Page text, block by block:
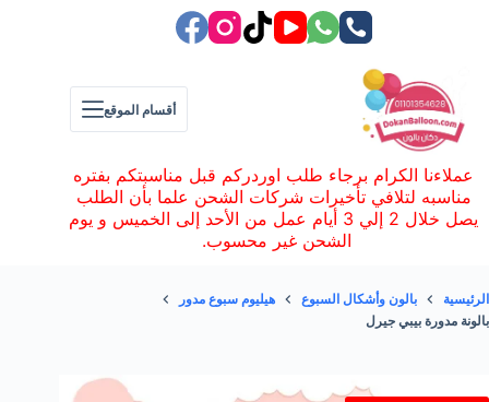
أقسام الموقع
عملاءنا الكرام برجاء طلب اوردركم قبل مناسبتكم بفتره
مناسبه لتلافي تأخيرات شركات الشحن علما بأن الطلب
يصل خلال 2 إلي 3 أيام عمل من الأحد إلى الخميس و يوم
الشحن غير محسوب.
الرئيسية بالون وأشكال السبوع
هيليوم سبوع مدور
بالونة مدورة بيبي جيرل